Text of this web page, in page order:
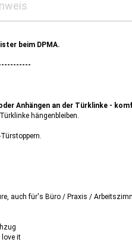
beim DPMA.
Anhängen an der Türklinke -
hängenbleiben.
auch für's Büro / Praxis /
love it